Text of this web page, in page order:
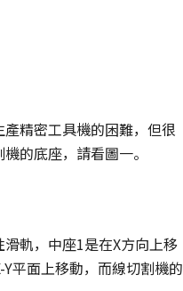
精密工具機的困難，但很
的底座，請看圖一。
軌，中座1是在X方向上移
平面上移動，而線切割機的